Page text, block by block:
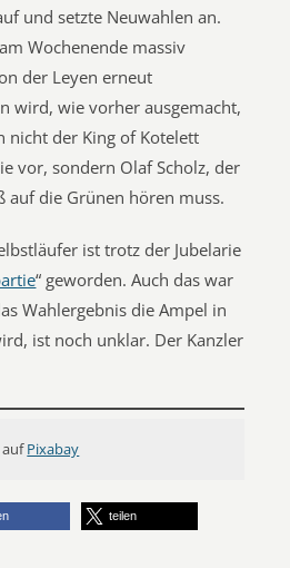
und setzte Neuwahlen an.
Wochenende massiv
der Leyen erneut
wird, wie vorher ausgemacht,
nicht der King of Kotelett
vor, sondern Olaf Scholz, der
auf die Grünen hören muss.
ist trotz der Jubelarie
“ geworden. Auch das war
Wahlergebnis die Ampel in
ist noch unklar. Der Kanzler
aufPixabay
teilen